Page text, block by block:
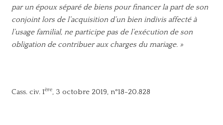
par un époux séparé de biens pour financer la part de son
conjoint lors de l’acquisition d’un bien indivis affecté à
l’usage familial, ne participe pas de l’exécution de son
obligation de contribuer aux charges du mariage. »
Cass. civ. 1ère, 3 octobre 2019, n°18-20.828